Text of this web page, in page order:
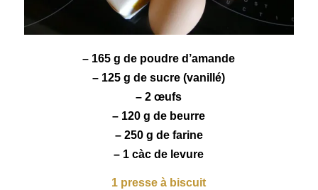
– 165 g de poudre d’amande
– 125 g de sucre (vanillé)
– 2 œufs
– 120 g de beurre
– 250 g de farine
– 1 càc de levure
1 presse à biscuit